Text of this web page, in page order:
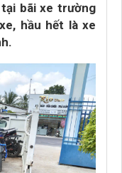
bãi xe trường
hầu hết là xe